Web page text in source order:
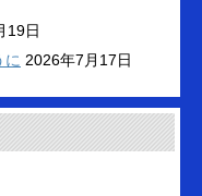
19日
に 2026年7月17日